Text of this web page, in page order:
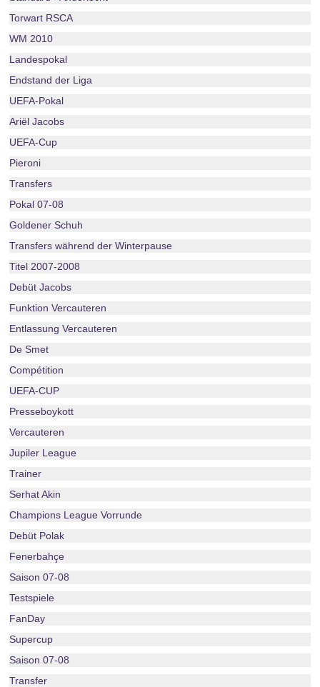
Torwart RSCA
WM 2010
Landespokal
Endstand der Liga
UEFA-Pokal
Ariël Jacobs
UEFA-Cup
Pieroni
Transfers
Pokal 07-08
Goldener Schuh
Transfers während der Winterpause
Titel 2007-2008
Debüt Jacobs
Funktion Vercauteren
Entlassung Vercauteren
De Smet
Compétition
UEFA-CUP
Presseboykott
Vercauteren
Jupiler League
Trainer
Serhat Akin
Champions League Vorrunde
Debüt Polak
Fenerbahçe
Saison 07-08
Testspiele
FanDay
Supercup
Saison 07-08
Transfer